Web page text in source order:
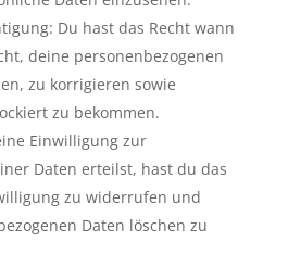
Du hast das Recht wann
deine personenbezogenen
zu korrigieren sowie
zu bekommen.
Einwilligung zur
Daten erteilst, hast du das
zu widerrufen und
Daten löschen zu